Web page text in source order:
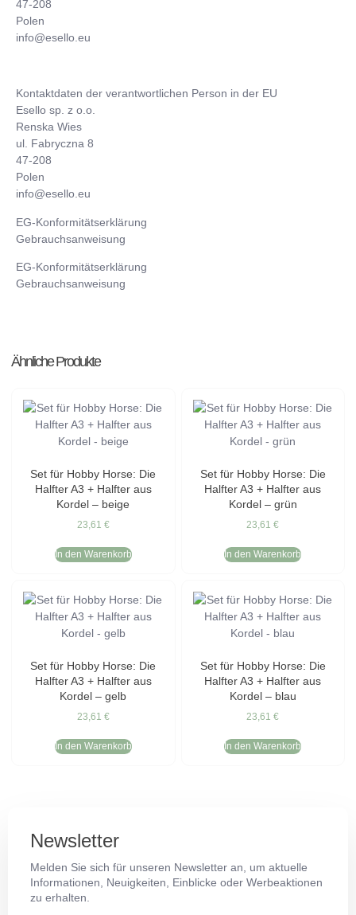
47-208
Polen
info@esello.eu
Kontaktdaten der verantwortlichen Person in der EU
Esello sp. z o.o.
Renska Wies
ul. Fabryczna 8
47-208
Polen
info@esello.eu
EG-Konformitätserklärung
Gebrauchsanweisung
EG-Konformitätserklärung
Gebrauchsanweisung
Ähnliche Produkte
Set für Hobby Horse: Die
Halfter A3 + Halfter aus
Kordel – beige
23,61 €
In den Warenkorb
Set für Hobby Horse: Die
Halfter A3 + Halfter aus
Kordel – grün
23,61€
In den Warenkorb
Set für Hobby Horse: Die
Halfter A3 + Halfter aus
Kordel – gelb
23,61 €
In den Warenkorb
Set für Hobby Horse: Die
Halfter A3 + Halfter aus
Kordel – blau
23,61€
In den Warenkorb
Newsletter
Melden Sie sich für unseren Newsletter an, um aktuelle
Informationen, Neuigkeiten, Einblicke oder Werbeaktionen
zu erhalten.